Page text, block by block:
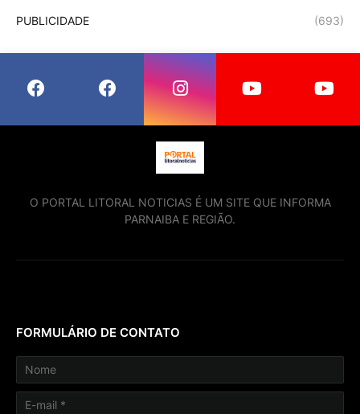
PUBLICIDADE (693)
O PORTAL LITORAL NOTICIAS É UM SITE QUE INFORMA
PARNAIBA E REGIÃO.
FORMULÁRIO DE CONTATO